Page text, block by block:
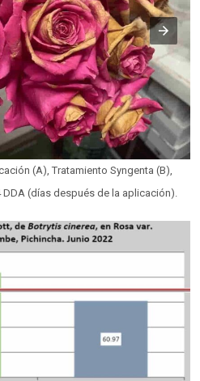
(A), Tratamiento Syngenta (B),
(días después de la aplicación).